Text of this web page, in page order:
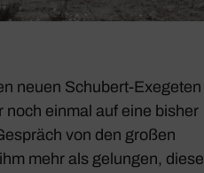
neuen Schu­bert-Exegeten
einmal auf eine bisher
von den großen
mehr als gelungen, diese